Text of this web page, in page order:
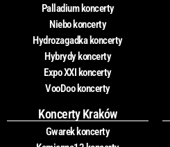
Palladium koncerty
Niebo koncerty
Hydrozagadka koncerty
Hybrydy koncerty
Expo XXI koncerty
VooDoo koncerty
Koncerty Kraków
Gwarek koncerty